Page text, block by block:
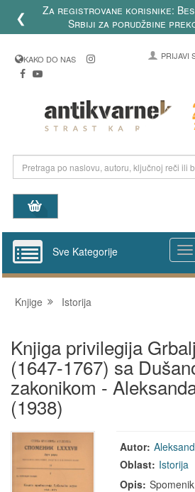
❮
Za registrovane korisnike:
Srbiji za porudžbine
KAKO DO NAS PRIJAVI
Sve Kategorije
Knjige Istorija
Knjiga privilegija
(1647-1767) sa
zakonikom -
(1938)
Autor:
Oblast: Istorija
Opis: